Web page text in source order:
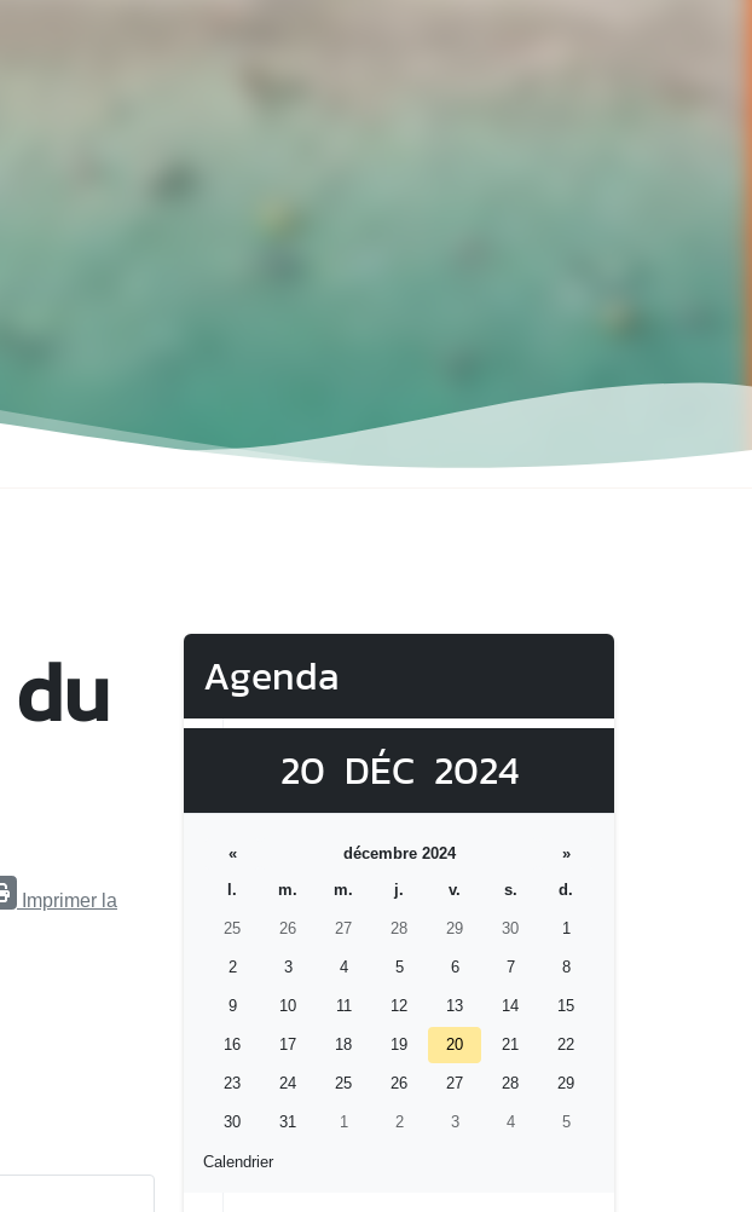
du
Imprimer la
Agenda
20 DÉC 2024
Calendrier
« décembre 2024
»
l.
m. m. j. v. s. d.
25 26 27 28 29 30 1
2 3 4 5 6 7 8
9 10 11 12 13 14 15
16 17 18 19 20 21 22
23 24 25 26 27 28 29
30 31 1 2 3 4 5